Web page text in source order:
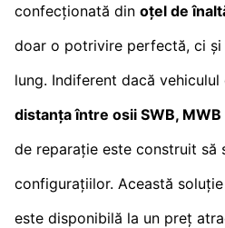
confecționată din oțel de
doar o potrivire perfectă, ci
lung. Indiferent dacă
distanța între osii SWB, MWB
de reparație este construit să
configurațiilor. Această
este disponibilă la un preț